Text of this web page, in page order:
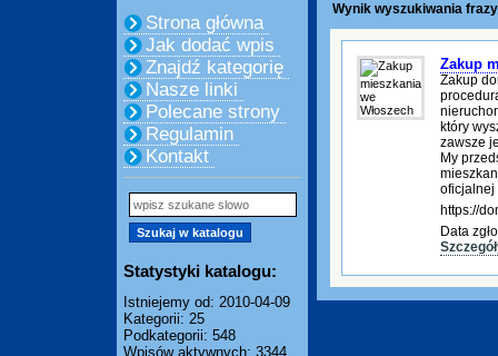
Strona główna
Jak dodać wpis
Znajdź kategorię
Nasze linki
Polecane strony
Regulamin
Kontakt
Statystyki katalogu:
Istniejemy od: 2010-04-09
Kategorii: 25
Podkategorii: 548
Wpisów aktywnych: 3344
Wynik wyszukiwania
Zakup
Zakup
który
zawsze
My
oficjalnej
https://
Data